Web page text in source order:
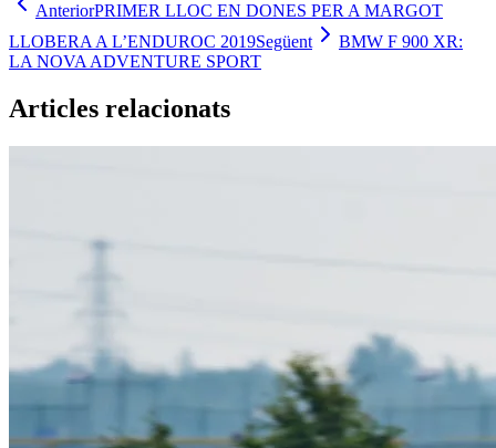
AnteriorPRIMER LLOC EN DONES PER A MARGOT
LLOBERA A L’ENDUROC 2019Següent
BMW F 900 XR:
LA NOVA ADVENTURE SPORT
Articles relacionats